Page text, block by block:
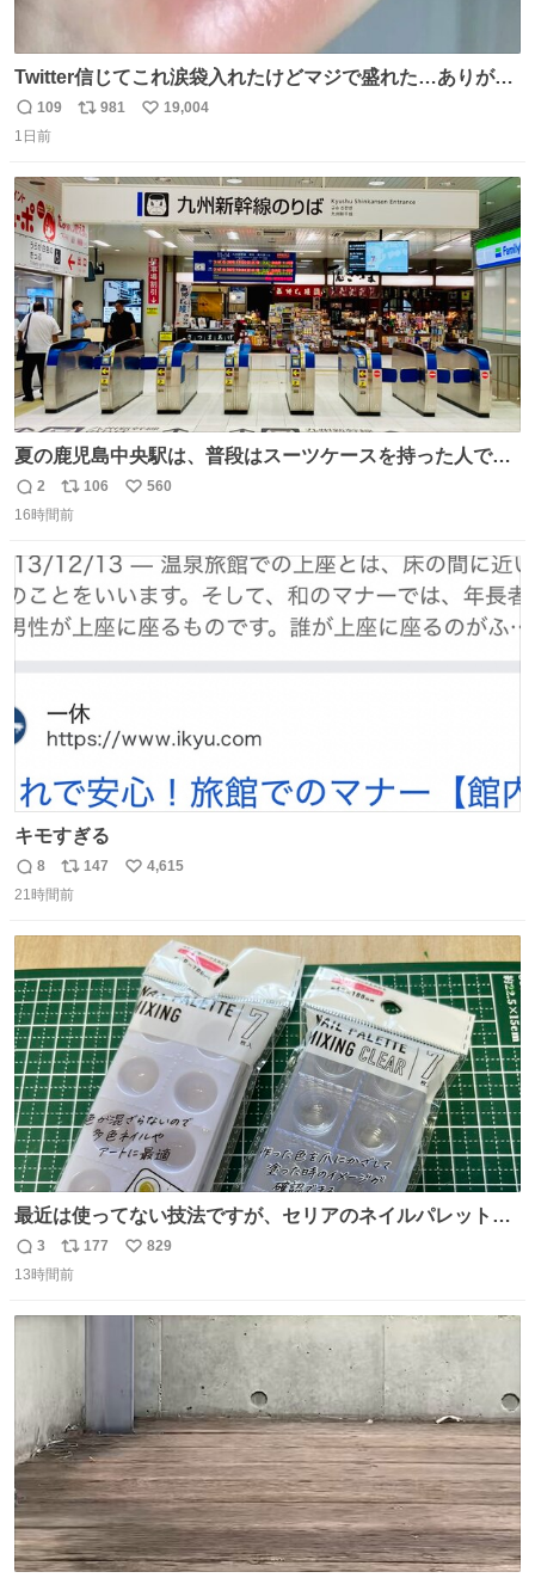
Twitter信じてこれ涙袋入れたけどマジで盛れた…ありがと
う…
返
信
109
リ
数
981
い
数
19,004
1日前
夏の鹿児島中央駅は、普段はスーツケースを持った人で溢
れています。 しかし、今日の夕方では、1〜2人しか見ませ
んでした。 近くの『みやげ横丁』も、お客さんが少なかっ
はり全線が通れないとキツイですね。 こういう時は、地元
民が支えましょ。
返
信
2
リ
ポ
ト
数
106
い
数
560
16時間前
キモすぎる
返
信
8
リ
ポ
数
147
い
4,615
21時間前
最近は使ってない技法ですが、セリアのネイルパレットの
四隅をハサミで切り落とし、やすりがけすればミニチュア
食器ができます。 底にストローをカットしたものを接着し
剤や塗料は対応したものを使うと良いです。 透明はそのま
までも使えます。
返
信
3
リ
ポ
177
い
829
13時間前